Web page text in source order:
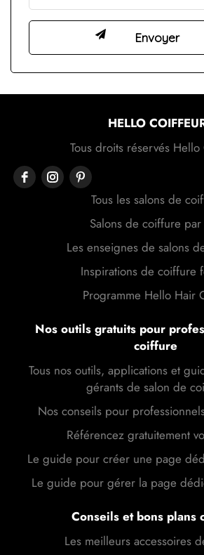
HELLO
Tous droits réservés
Tous les salons de
Salons de coiffure
Les enseignes de salons
Inspirations de coiffure
Programme Hello Hair
Nos outils gratuits pour
coiffure
Tous nos outils, applications et
gérants de salon de
Nos conseils pour
Référencez gratuitement
Le guide pour créer une page
Le guide pour gérer la page
Conseils et bons plans
Les meilleurs accessoires